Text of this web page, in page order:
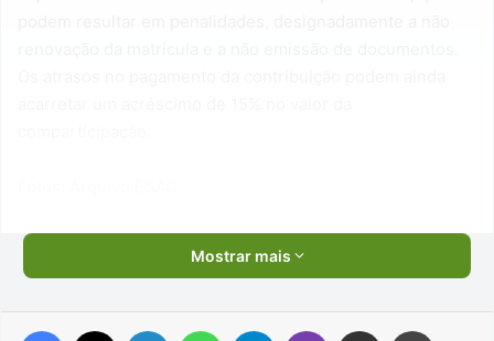
Mostrar mais
Facebook Linkedin WhatsAppTelegram Viber Compartilhar via e-mail